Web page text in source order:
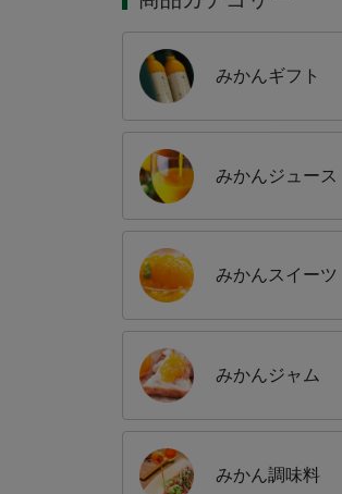
みかんギフト
みかんジュース
みかんスイーツ
みかんジャム
みかん調味料